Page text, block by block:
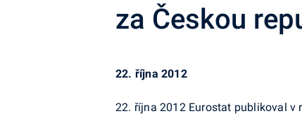
za Českou
22. října 2012
22. října 2012 Eurostat publikoval v